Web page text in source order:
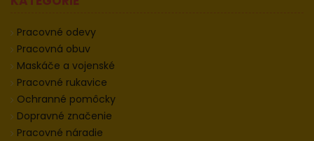
Pracovné odevy
Pracovná obuv
Maskáče a vojenské
Pracovné rukavice
Ochranné pomôcky
Dopravné značenie
Pracovné náradie